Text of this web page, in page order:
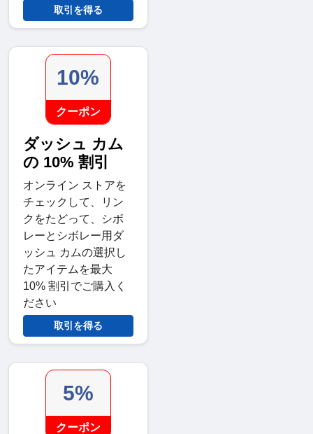
取引を得る
10%
クーポン
ダッシュ カム
の 10% 割引
オンライン ストアを
チェックして、リン
クをたどって、シボ
レーとシボレー用ダ
ッシュ カムの選択し
たアイテムを最大
10% 割引でご購入く
ださい
取引を得る
5%
クーポン